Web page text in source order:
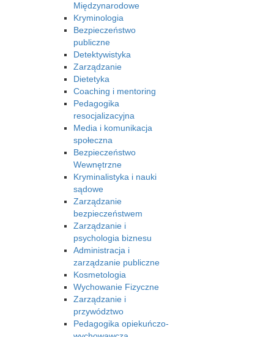
Międzynarodowe
Kryminologia
Bezpieczeństwo
publiczne
Detektywistyka
Zarządzanie
Dietetyka
Coaching i mentoring
Pedagogika
resocjalizacyjna
Media i komunikacja
społeczna
Bezpieczeństwo
Wewnętrzne
Kryminalistyka i nauki
sądowe
Zarządzanie
bezpieczeństwem
Zarządzanie i
psychologia biznesu
Administracja i
zarządzanie publiczne
Kosmetologia
Wychowanie Fizyczne
Zarządzanie i
przywództwo
Pedagogika opiekuńczo-